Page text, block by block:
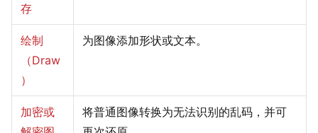
存
绘制
（Draw
）
为图像添加形状或文本。
加密或
将普通图像转换为无法识别的乱码，并可